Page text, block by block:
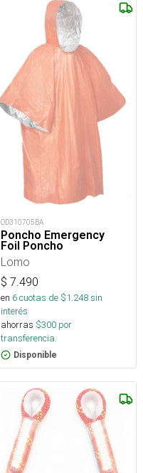
OD310705BA
Poncho Emergency
Foil Poncho
Lomo
$ 7.490
en 6cuotas de $1.248sin
interés
ahorras $300 por
transferencia.
Disponible